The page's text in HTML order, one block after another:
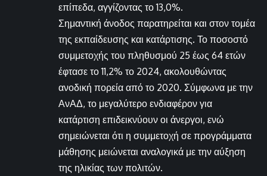
επίπεδα, αγγίζοντας το 13,0%.
Σημαντική άνοδος παρατηρείται και στον τομέα
της εκπαίδευσης και κατάρτισης. Το ποσοστό
συμμετοχής του πληθυσμού 25 έως 64 ετών
έφτασε το 11,2% το 2024, ακολουθώντας
ανοδική πορεία από το 2020. Σύμφωνα με την
ΑνΑΔ, το μεγαλύτερο ενδιαφέρον για
κατάρτιση επιδεικνύουν οι άνεργοι, ενώ
σημειώνεται ότι η συμμετοχή σε προγράμματα
μάθησης μειώνεται αναλογικά με την αύξηση
της ηλικίας των πολιτών.